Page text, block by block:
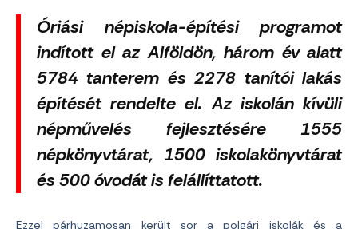
Óriási népiskola-építési programot
indított el az Alföldön, három év alatt
5784 tanterem és 2278 tanítói lakás
építését rendelte el. Az iskolán kívüli
népművelés fejlesztésére 1555
népkönyvtárat, 1500 iskolakönyvtárat
és 500 óvodát is felállíttatott.
Ezzel párhuzamosan került sor a polgári iskolák és a